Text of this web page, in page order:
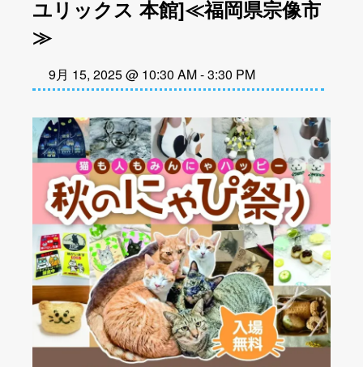
ユリックス 本館]≪福岡県宗像市
≫
9月 15, 2025 @ 10:30 AM-3:30 PM